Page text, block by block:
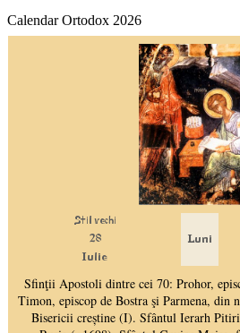
Calendar Ortodox 2026